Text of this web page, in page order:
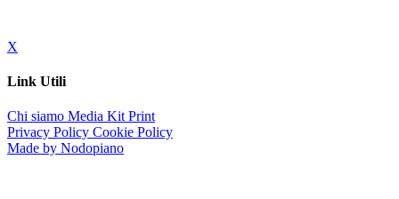
X
Link Utili
Chi siamo Media Kit Print
Privacy Policy Cookie Policy
Made by Nodopiano